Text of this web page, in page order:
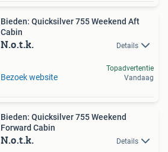
Bieden: Quicksilver 755 Weekend Aft
Cabin
N.o.t.k. Details
Bezoek website
Topadvertentie
Vandaag
Bieden: Quicksilver 755 Weekend
Forward Cabin
N.o.t.k. Details